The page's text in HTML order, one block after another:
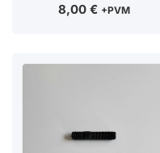
8,00 € +PVM